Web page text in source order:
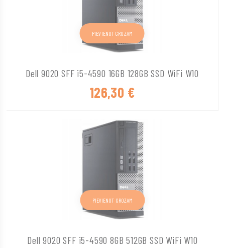
Dell 9020 SFF i5-4590 16GB 128GB SSD WiFi W10
126,30 €
PIEVIENOT GROZAM
Dell 9020 SFF i5-4590 8GB 512GB SSD WiFi W10
PIEVIENOT GROZAM